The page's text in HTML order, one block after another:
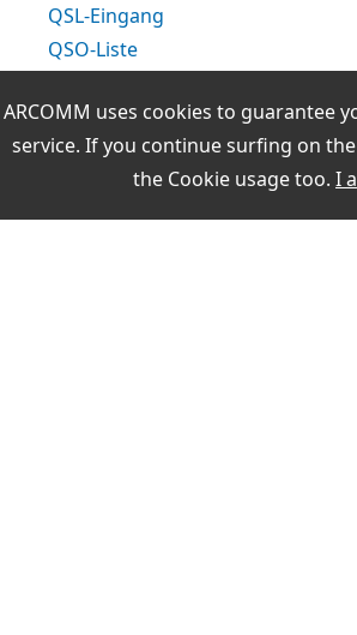
ARCOMM uses cookies to guarantee
service. If you continue surfing on
the Cookie usagetoo. I
QSL-Eingang
QSO-Liste
Contestlogs
Dateneditoren